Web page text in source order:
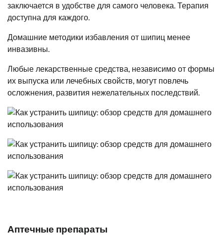
заключается в удобстве для самого человека. Терапия
доступна для каждого.
Домашние методики избавления от шипиц менее
инвазивны.
Любые лекарственные средства, независимо от формы
их выпуска или лечебных свойств, могут повлечь
осложнения, развития нежелательных последствий.
Аптечные препараты